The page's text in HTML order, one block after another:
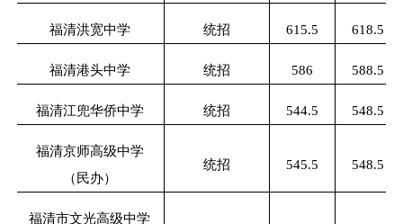
福清洪宽中学 统招 615.5 618.5
福清港头中学 统招 586 588.5
福清江兜华侨中学 统招 544.5 548.5
福清京师高级中学
（民办）
统招 545.5 548.5
福清市文光高级中学